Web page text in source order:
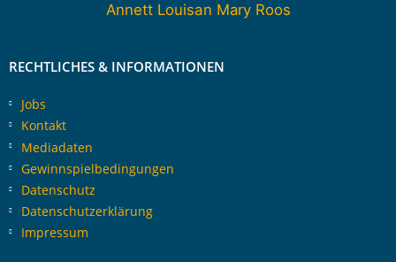
Annett Louisan Mary Roos
RECHTLICHES & INFORMATIONEN
Jobs
Kontakt
Mediadaten
Gewinnspielbedingungen
Datenschutz
Datenschutzerklärung
Impressum